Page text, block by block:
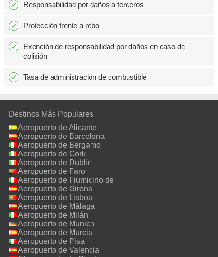
Responsabilidad por daños a terceros
Protección frente a robo
Exención de responsabilidad por daños en caso de
colisión
Tasa de administración de combustible
Destinos Más Populares
Aeropuerto de Alicante
Aeropuerto de Barcelona
Aeropuerto de Bergamo
Aeropuerto de Cork
Aeropuerto de Dublín
Aeropuerto de Faro
Aeropuerto de Fiumicino de
Roma
Aeropuerto de Girona
Aeropuerto de Lisboa
Aeropuerto de Málaga
Aeropuerto de Milán
Malpensa
Aeropuerto de Munich
Aeropuerto de Murcia
Aeropuerto de Pisa
Aeropuerto de Valencia